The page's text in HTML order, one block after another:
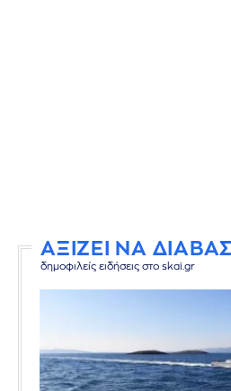
ΑΞΙΖΕΙ ΝΑ
δημοφιλείς ειδήσεις στο skai.gr